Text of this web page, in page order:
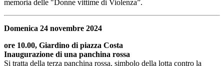
memoria delle "Donne vittime di Violenza”.
Domenica 24 novembre 2024
ore 10.00, Giardino di piazza Costa
Inaugurazione di una panchina rossa
Si tratta della terza panchina rossa, simbolo della lotta contro la